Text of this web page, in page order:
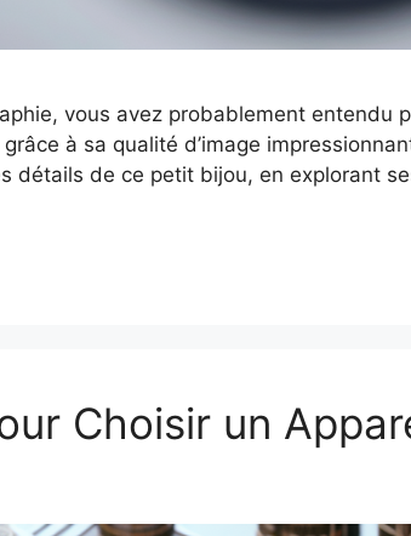
vous avez probablement entendu
à sa qualité d’image
détails de ce petit bijou, en explorant
Choisir un